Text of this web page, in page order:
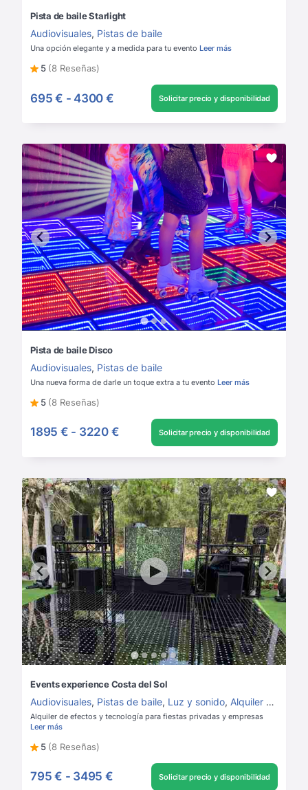
Pista de baile Starlight
Audiovisuales, Pistas de baile
Una opción elegante y a medida para tu evento Leer más
5 (8 Reseñas)
695 € - 4300 € Solicitar precio y disponibilidad
Pista de baile Disco
Audiovisuales, Pistas de baile
Una nueva forma de darle un toque extra a tu evento Leer más
5 (8 Reseñas)
1895 € - 3220 € Solicitar precio y disponibilidad
Events experience Costa del Sol
Audiovisuales, Pistas de baile, Luz y sonido, Alquiler de luz y sonido
Alquiler de efectos y tecnología para fiestas privadas y empresas
Leer más
5 (8 Reseñas)
795 € - 3495 € Solicitar precio y disponibilidad